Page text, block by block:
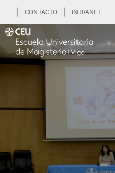
CONTACTO INTRANET